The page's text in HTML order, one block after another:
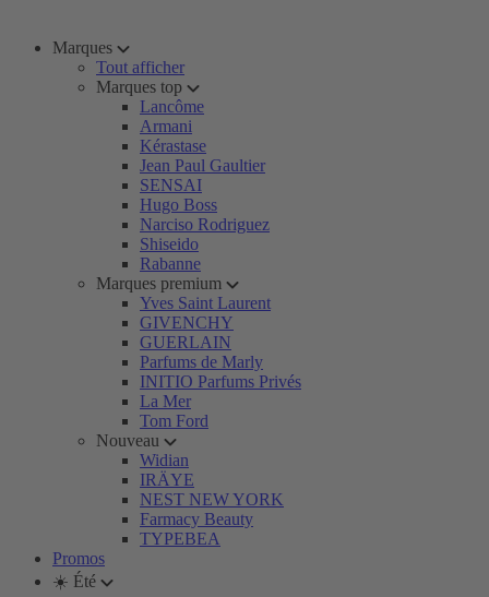
Marques
Tout afficher
Marques top
Lancôme
Armani
Kérastase
Jean Paul Gaultier
SENSAI
Hugo Boss
Narciso Rodriguez
Shiseido
Rabanne
Marques premium
Yves Saint Laurent
GIVENCHY
GUERLAIN
Parfums de Marly
INITIO Parfums Privés
La Mer
Tom Ford
Nouveau
Widian
IRÄYE
NEST NEW YORK
Farmacy Beauty
TYPEBEA
Promos
☀️ Été